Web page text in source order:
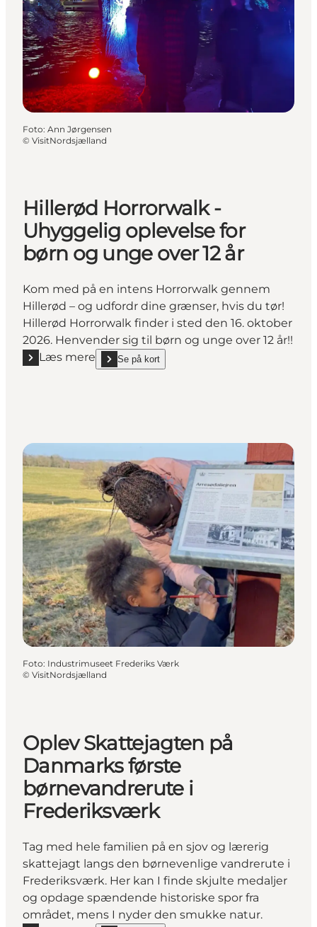
Foto: Ann Jørgensen
© VisitNordsjælland
Hillerød Horrorwalk -
Uhyggelig oplevelse for
børn og unge over 12 år
Kom med på en intens Horrorwalk gennem
Hillerød – og udfordr dine grænser, hvis du tør!
Hillerød Horrorwalk finder i sted den 16. oktober
2026. Henvender sig til børn og unge over 12 år!!
Læs mere
Læs mere "Hillerød Horrorwalk - Uhyggelig
Se på kort
show Hillerød Horrorwalk - Uhyggelig oplevelse for
Foto: Industrimuseet Frederiks Værk
© VisitNordsjælland
Oplev Skattejagten på
Danmarks første
børnevandrerute i
Frederiksværk
Tag med hele familien på en sjov og lærerig
skattejagt langs den børnevenlige vandrerute i
Frederiksværk. Her kan I finde skjulte medaljer
og opdage spændende historiske spor fra
området, mens I nyder den smukke natur.